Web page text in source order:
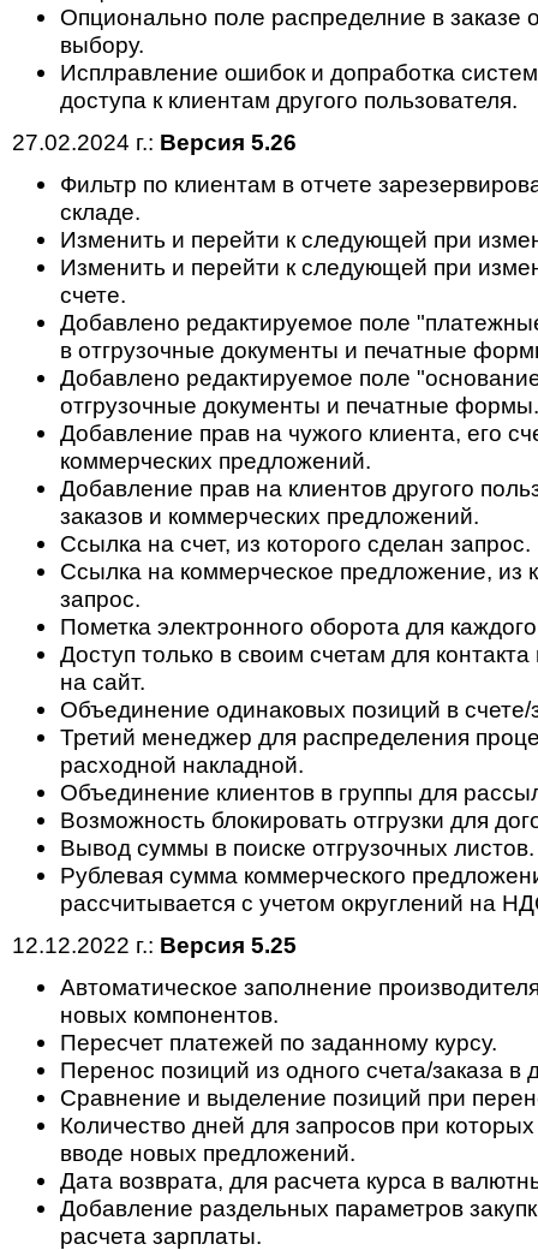
Опционально поле распределние в заказе
выбору.
Исплравление ошибок и допработка
доступа к клиентам другого пользователя.
27.02.2024 г.: Версия 5.26
Фильтр по клиентам в отчете
складе.
Изменить и перейти к следующей при
Изменить и перейти к следующей при
счете.
Добавлено редактируемое поле
в отгрузочные документы и печатные
Добавлено редактируемое поле
отгрузочные документы и печатные формы.
Добавление прав на чужого клиента, его
коммерческих предложений.
Добавление прав на клиентов другого
заказов и коммерческих предложений.
Ссылка на счет, из которого сделан запрос.
Ссылка на коммерческое предложение, из
запрос.
Пометка электронного оборота для
Доступ только в своим счетам для
на сайт.
Объединение одинаковых позиций в счете/
Третий менеджер для распределения
расходной накладной.
Объединение клиентов в группы для
Возможность блокировать отгрузки для
Вывод суммы в поиске отгрузочных листов.
Рублевая сумма коммерческого
рассчитывается с учетом округлений на
12.12.2022 г.: Версия 5.25
Автоматическое заполнение
новых компонентов.
Пересчет платежей по заданному курсу.
Перенос позиций из одного счета/заказа в
Сравнение и выделение позиций при
Количество дней для запросов при
вводе новых предложений.
Дата возврата, для расчета курса в
Добавление раздельных параметров
расчета зарплаты.